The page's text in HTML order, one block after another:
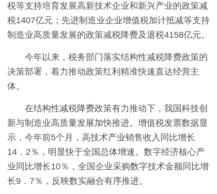
税等支持培育发展高新技术企业和新兴产业的政策减
税1407亿元；先进制造业企业增值税加计抵减等支持
制造业高质量发展的政策减税降费及退税4158亿元。
今年以来，税务部门落实结构性减税降费政策的
决策部署，着力推动政策红利精准快速直达经营主
体。
在结构性减税降费政策有力推动下，我国科技创
新与制造业高质量发展加快推进。增值税发票数据显
示，今年前5个月，高技术产业销售收入同比增长
14．2％，明显快于全国总体增速。数字经济核心产
业同比增长10％，全国企业采购数字技术金额同比增
长9．7％，反映数实融合有序推进。